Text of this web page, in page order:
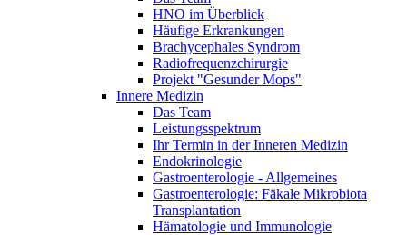
HNO im Überblick
Häufige Erkrankungen
Brachycephales Syndrom
Radiofrequenzchirurgie
Projekt "Gesunder Mops"
Innere Medizin
Das Team
Leistungsspektrum
Ihr Termin in der Inneren Medizin
Endokrinologie
Gastroenterologie - Allgemeines
Gastroenterologie: Fäkale Mikrobiota
Transplantation
Hämatologie und Immunologie